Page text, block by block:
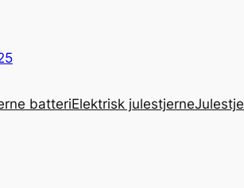
batteriElektrisk julestjerne